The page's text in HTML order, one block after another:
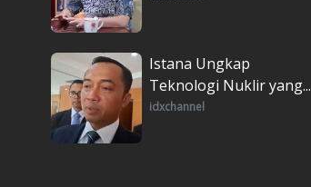
Istana Ungkap
Teknologi Nuklir yang...
idxchannel